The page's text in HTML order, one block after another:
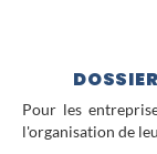
Pour les
l'organisation de